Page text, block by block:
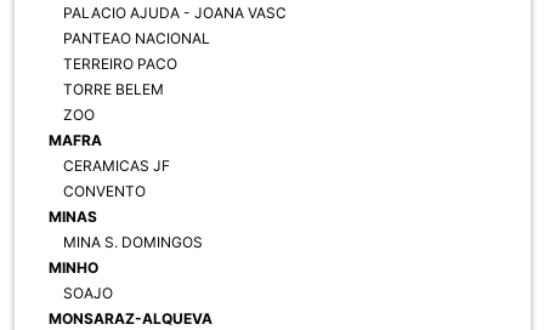
PALACIO AJUDA - JOANA VASC
PANTEAO NACIONAL
TERREIRO PACO
TORRE BELEM
ZOO
MAFRA
CERAMICAS JF
CONVENTO
MINAS
MINA S. DOMINGOS
MINHO
SOAJO
MONSARAZ-ALQUEVA